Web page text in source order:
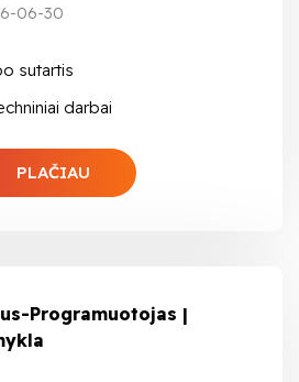
06-30
sutartis
darbai
PLAČIAU
Programuotojas |